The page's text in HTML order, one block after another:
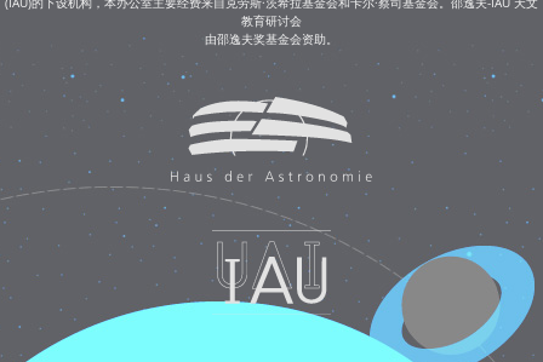
教育研讨会
由邵逸夫奖基金会资助。